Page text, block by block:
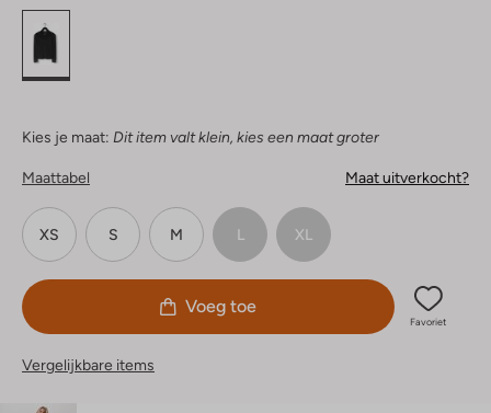
Kies je maat: Dit item valt klein, kies een maat groter
Maattabel Maat uitverkocht?
XS S M L XL
Voeg toe
Favoriet
Vergelijkbare items